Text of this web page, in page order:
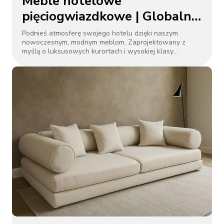
pięciogwiazdkowe | Globalna
instalacja, 3-5 lat gwarancji
Podnieś atmosferę swojego hotelu dzięki naszym
nowoczesnym, modnym meblom. Zaprojektowany z
myślą o luksusowych kurortach i wysokiej klasy
metalowe konstrukcje, tapicerkę o dużej gęstości i